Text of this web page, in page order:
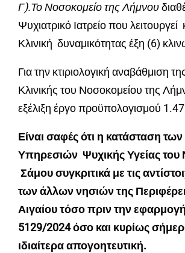
Γ).Το Νοσοκομείο της Λήμνου
Ψυχιατρικό Ιατρείο που λειτουργεί
Κλινική δυναμικότητας έξη (6)
Για την κτιριολογική αναβάθμιση
Κλινικής του Νοσοκομείου της
εξέλιξη έργο προϋπολογισμού
Είναι σαφές ότι η κατάσταση
Υπηρεσιών Ψυχικής Υγείας του
Σάμου συγκριτικά με τις
των άλλων νησιών της
Αιγαίου τόσο πριν την
5129/2024 όσο και κυρίως
ιδιαίτερα απογοητευτική.